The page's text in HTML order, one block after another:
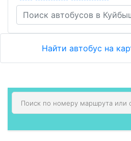
Найти автобус на